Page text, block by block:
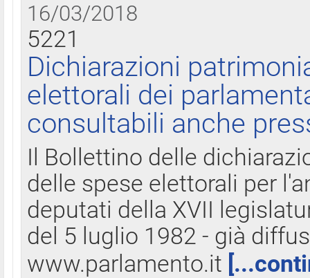
16/03/2018
5221
Dichiarazioni
elettorali dei
consultabili anche
Il Bollettino delle
delle spese elettorali per
deputati della XVII
del 5 luglio 1982 - già
www.parlamento.it